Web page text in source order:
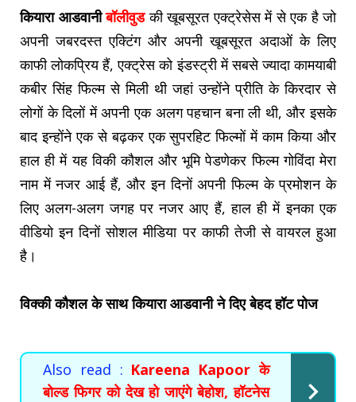
कियारा आडवानी बॉलीवुडकी खूबसूरत एक्ट्रेसेस में से एक है जो
अपनी जबरदस्त एक्टिंग और अपनी खूबसूरत अदाओं के लिए
काफी लोकप्रिय हैं, एक्ट्रेस को इंडस्ट्री में सबसे ज्यादा कामयाबी
कबीर सिंह फिल्म से मिली थी जहां उन्होंने प्रीति के किरदार से
लोगों के दिलों में अपनी एक अलग पहचान बना ली थी, और इसके
बाद इन्होंने एक से बढ़कर एक सुपरहिट फिल्मों में काम किया और
हाल ही में यह विकी कौशल और भूमि पेडणेकर फिल्म गोविंदा मेरा
नाम में नजर आई हैं, और इन दिनों अपनी फिल्म के प्रमोशन के
लिए अलग-अलग जगह पर नजर आए हैं, हाल ही में इनका एक
वीडियो इन दिनों सोशल मीडिया पर काफी तेजी से वायरल हुआ
है।
विक्की कौशल के साथ कियारा आडवानी ने दिए बेहद हॉट पोज
Also read : Kareena Kapoor के
बोल्ड फिगर को देख हो जाएंगे बेहोश, हॉटनेस